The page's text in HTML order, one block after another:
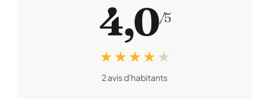
4,0/5
★ ★ ★ ★ ★
2 avis d'habitants